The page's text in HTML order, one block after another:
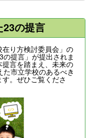
23の提言
り方検討委員会」の
提言」が提出されま
言を踏まえ、未来の
市立学校のあるべき
。ぜひご覧くださ